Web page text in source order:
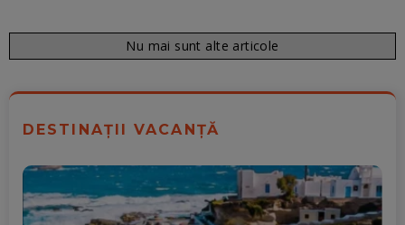
Nu mai sunt alte articole
DESTINAȚII VACANȚĂ